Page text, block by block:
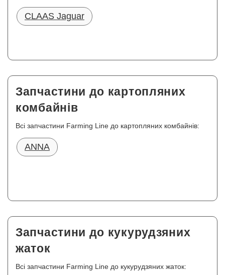
CLAAS Jaguar
Запчастини до картопляних
комбайнів
Всі запчастини Farming Line до картопляних комбайнів:
ANNA
Запчастини до кукурудзяних
жаток
Всі запчастини Farming Line до кукурудзяних жаток: